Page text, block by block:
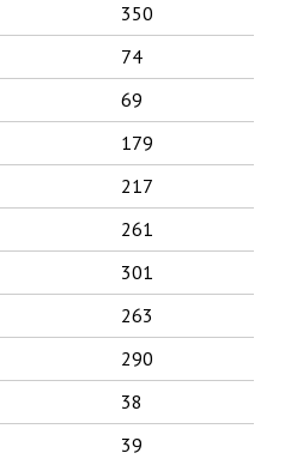
350
74
69
179
217
261
301
263
290
38
39